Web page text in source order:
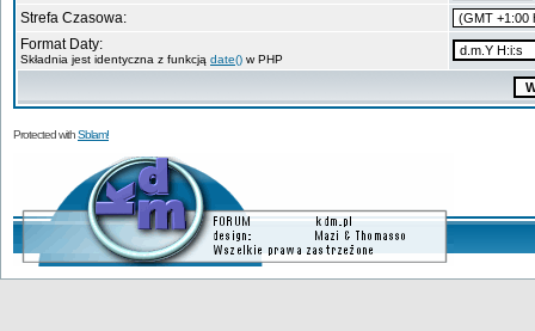
Strefa Czasowa:
Format Daty:
Składnia jest identyczna z funkcją date() w PHP
Protected withSblam!